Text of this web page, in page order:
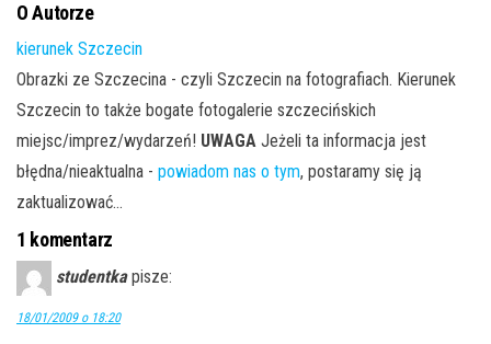
O Autorze
kierunek Szczecin
Obrazki ze Szczecina - czyli Szczecin na fotografiach. Kierunek
Szczecin to także bogate fotogalerie szczecińskich
miejsc/imprez/wydarzeń! UWAGA Jeżeli ta informacja jest
błędna/nieaktualna - powiadom nas o tym, postaramy się ją
zaktualizować...
1 komentarz
studentka pisze:
18/01/2009 o 18:20